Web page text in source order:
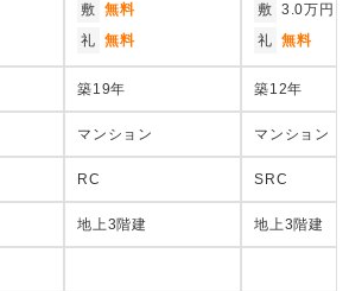
敷 無料
礼 無料
敷 3.0万円
礼 無料
築19年 築12年
マンション マンション
RC SRC
地上3階建 地上3階建